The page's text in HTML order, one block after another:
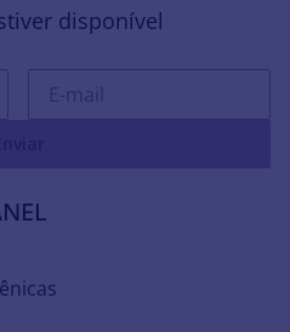
disponível